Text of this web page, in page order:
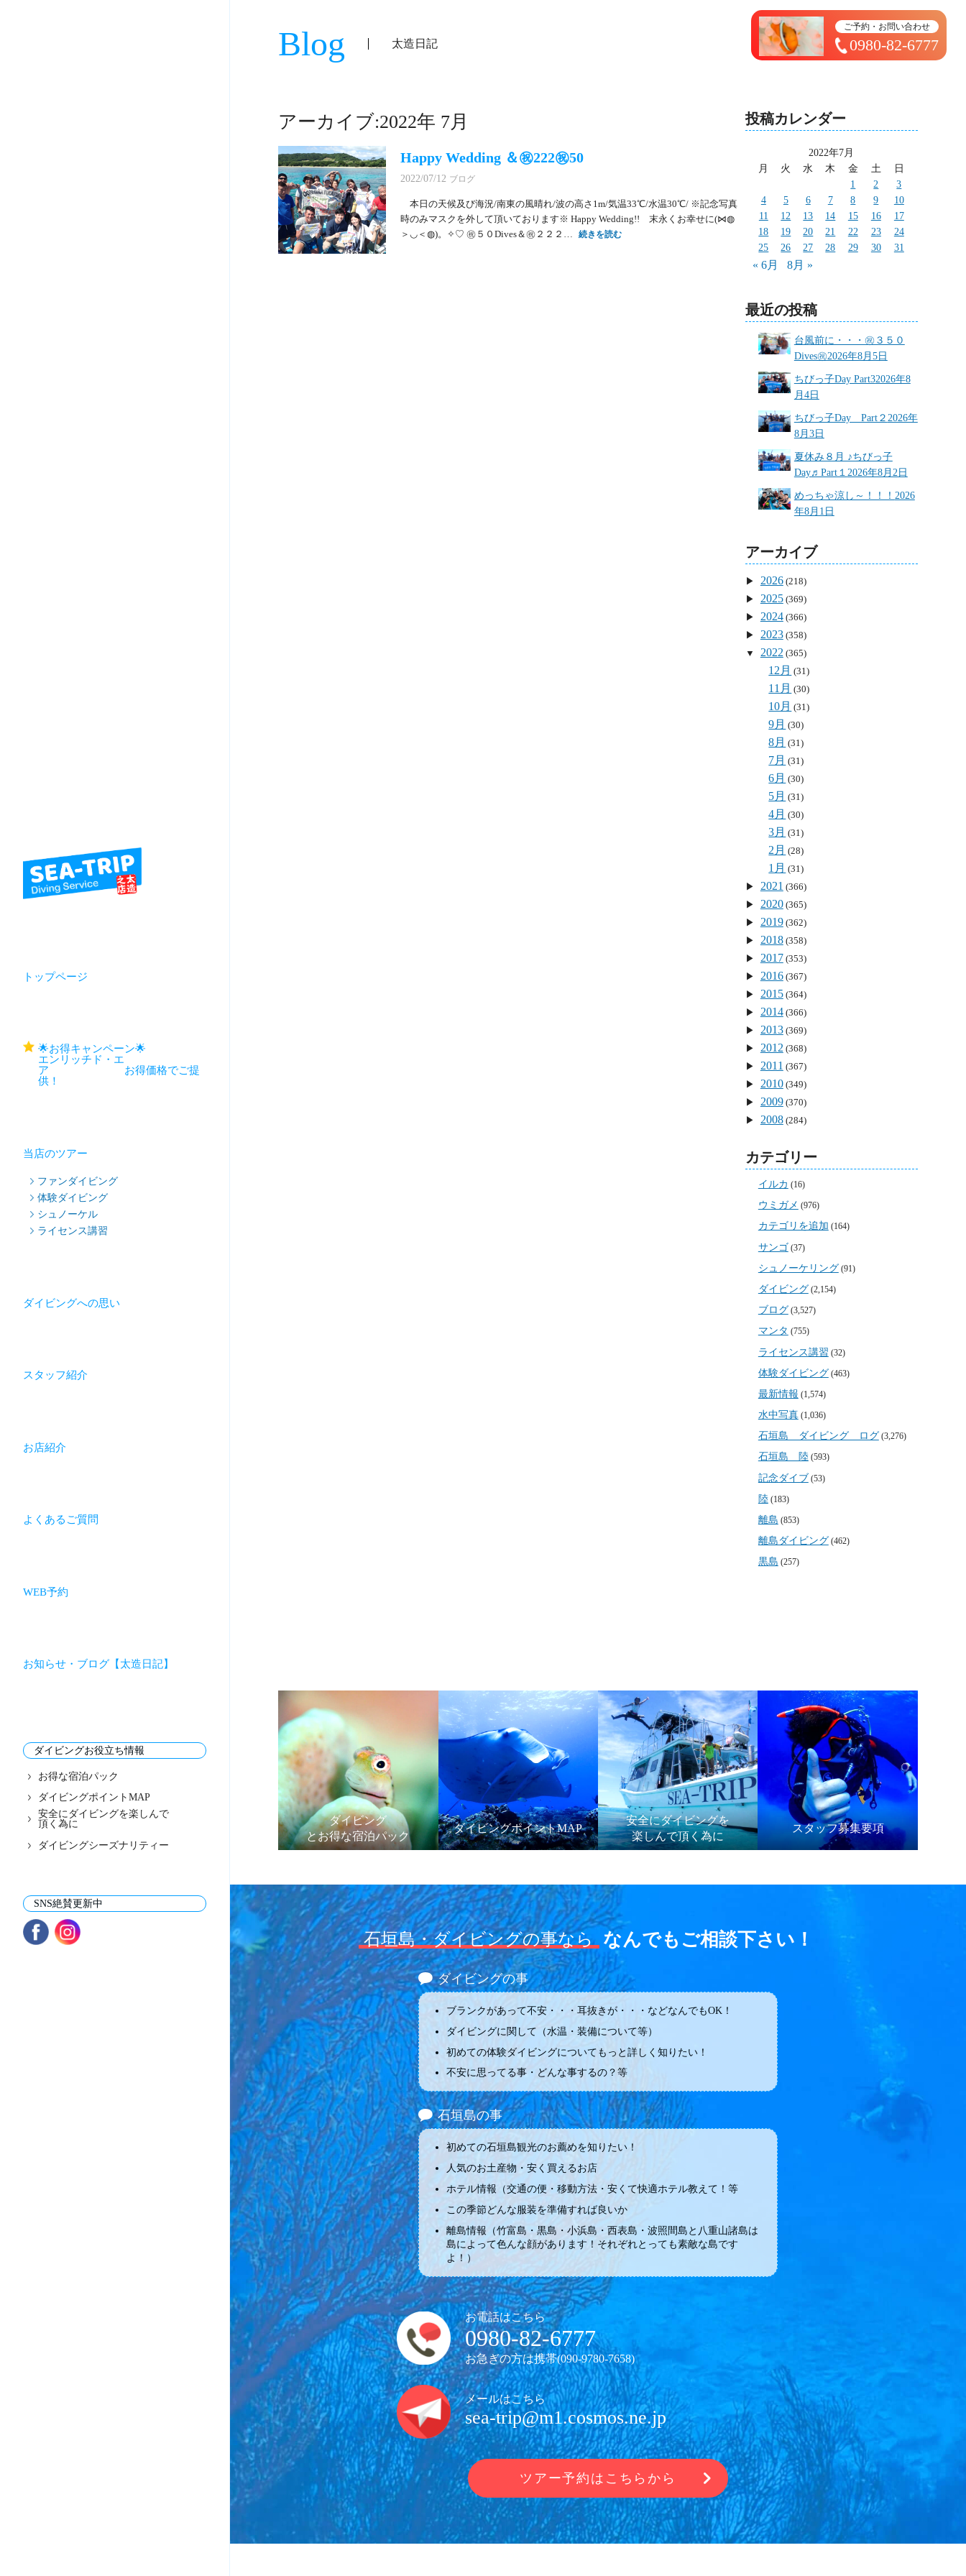
トップページ
🌟お得キャンペーン🌟
エンリッチド・エ
ア お得価格でご提
供！
当店のツアー
ファンダイビング
体験ダイビング
シュノーケル
ライセンス講習
ダイビングへの思い
スタッフ紹介
お店紹介
よくあるご質問
WEB予約
お知らせ・ブログ【太造日記】
ダイビングお役立ち情報
お得な宿泊パック
ダイビングポイントMAP
安全にダイビングを楽しんで
頂く為に
ダイビングシーズナリティー
SNS絶賛更新中
ご予約・お問い合わせ
0980-82-6777
トップページ ＞ 太造日記
Blog 太造日記
アーカイブ:2022年 7月
Happy Wedding ＆㊗222㊗50
2022/07/12 ブログ
本日の天候及び海況/南東の風晴れ/波の高さ1m/気温33℃/水温30℃/ ※記念写真
時のみマスクを外して頂いております※ Happy Wedding!! 末永くお幸せに(⋈◍
＞◡＜◍)。✧♡ ㊗５０Dives＆㊗２２２…
続きを読む
投稿カレンダー
2022年7月
月
火 水 木 金 土
日
1
2
3
4
5 6 7 8 9
10
11
12 13 14 15 16
17
18
19 20 21 22 23
24
25
26 27 28 29 30 31
« 6月 8月 »
最近の投稿
台風前に・・・㊗３５０
Dives㊗2026年8月5日
ちびっ子Day Part32026年8
月4日
ちびっ子Day Part２ 2026年
8月3日
夏休み８月 ♪ちびっ子
Day♬Part１ 2026年8月2日
めっちゃ涼し～！！！ 2026
年8月1日
アーカイブ
2026(218)
2025(369)
2024(366)
2023(358)
2022(365)
12月 (31)
11月 (30)
10月 (31)
9月 (30)
8月 (31)
7月 (31)
6月 (30)
5月 (31)
4月 (30)
3月 (31)
2月 (28)
1月 (31)
2021 (366)
2020(365)
2019(362)
2018(358)
2017(353)
2016(367)
2015(364)
2014(366)
2013(369)
2012(368)
2011 (367)
2010(349)
2009(370)
2008(284)
カテゴリー
イルカ (16)
ウミガメ (976)
カテゴリを追加 (164)
サンゴ(37)
シュノーケリング(91)
ダイビング (2,154)
ブログ (3,527)
マンタ (755)
ライセンス講習 (32)
体験ダイビング(463)
最新情報 (1,574)
水中写真(1,036)
石垣島 ダイビング ログ (3,276)
石垣島 陸(593)
記念ダイブ (53)
陸(183)
離島 (853)
離島ダイビング (462)
黒島 (257)
ダイビング
とお得な宿泊パック
ダイビングポイントMAP
安全にダイビングを
楽しんで頂く為に
スタッフ募集要項
石垣島・ダイビングの事なら なんでもご相談下さい！
ダイビングの事
ブランクがあって不安・・・耳抜きが・・・などなんでもOK！
ダイビングに関して（水温・装備について等）
初めての体験ダイビングについてもっと詳しく知りたい！
不安に思ってる事・どんな事するの？等
石垣島の事
初めての石垣島観光のお薦めを知りたい！
人気のお土産物・安く買えるお店
ホテル情報（交通の便・移動方法・安くて快適ホテル教えて！等
この季節どんな服装を準備すれば良いか
離島情報（竹富島・黒島・小浜島・西表島・波照間島と八重山諸島は
島によって色んな顔があります！それぞれとっても素敵な島です
よ！）
お電話はこちら
0980-82-6777
お急ぎの方は携帯(090-9780-7658)
メールはこちら
sea-trip@m1.cosmos.ne.jp
ツアー予約はこちらから